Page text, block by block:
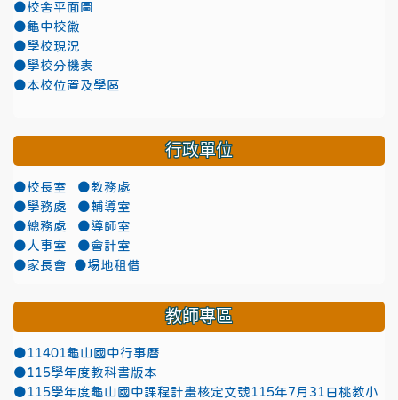
●校舍平面圖
●龜中校徽
●學校現況
●學校分機表
●本校位置及學區
行政單位
●校長室
●教務處
●學務處
●輔導室
●總務處
●導師室
●人事室
●會計室
●家長會
●場地租借
教師專區
●11401龜山國中行事曆
●115學年度教科書版本
●115學年度龜山國中課程計畫核定文號115年7月31日桃教小